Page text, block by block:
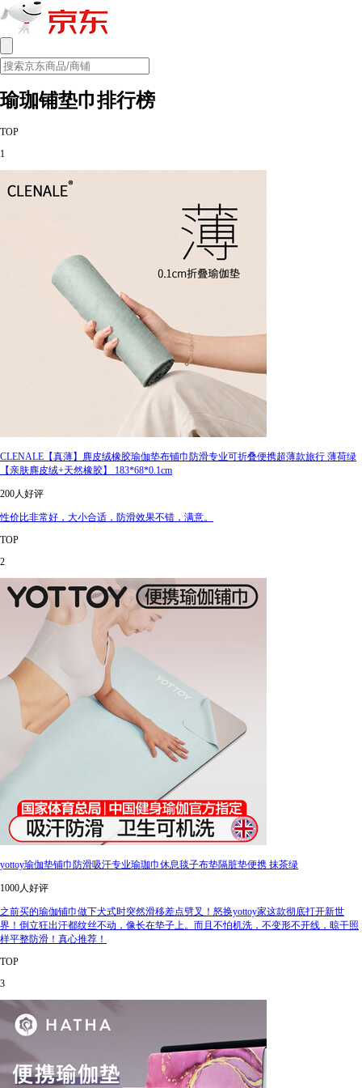
瑜珈铺垫巾排行榜
TOP
1
CLENALE【真薄】麂皮绒橡胶瑜伽垫布铺巾防滑专业可折叠便携超薄款旅行 薄荷绿
【亲肤麂皮绒+天然橡胶】 183*68*0.1cm
200人好评
性价比非常好，大小合适，防滑效果不错，满意。
TOP
2
yottoy瑜伽垫铺巾防滑吸汗专业瑜珈巾休息毯子布垫隔脏垫便携 抹茶绿
1000人好评
之前买的瑜伽铺巾做下犬式时突然滑移差点劈叉！怒换yottoy家这款彻底打开新世
界！倒立狂出汗都纹丝不动，像长在垫子上。而且不怕机洗，不变形不开线，晾干照
样平整防滑！真心推荐！
TOP
3